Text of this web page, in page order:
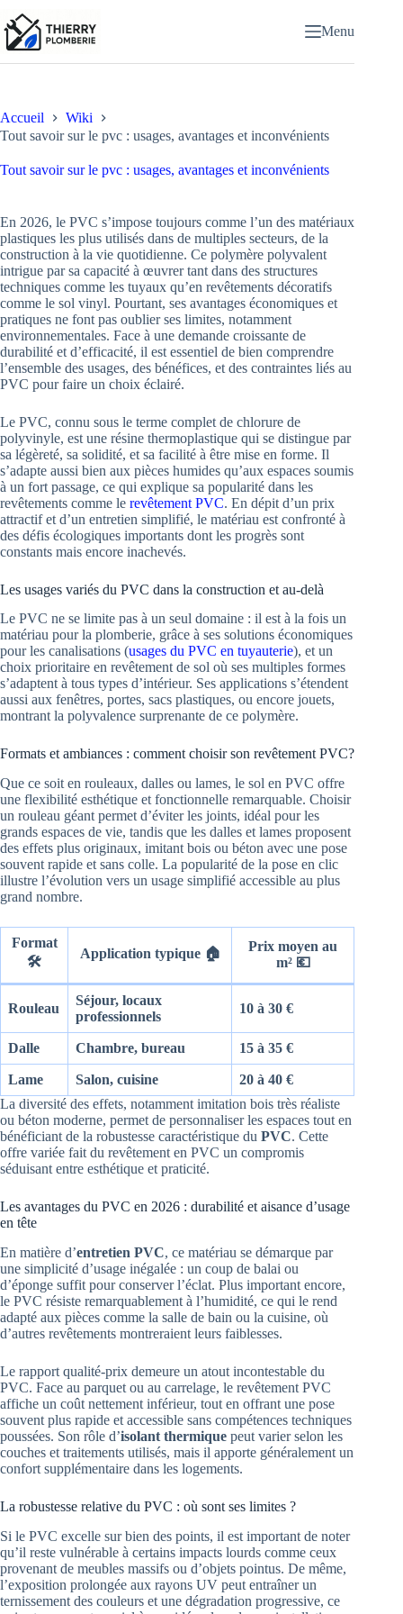
au
contenu
Menu
Accueil
Wiki
Tout savoir sur le pvc : usages, avantages et inconvénients
Tout savoir sur le pvc : usages, avantages et inconvénients
En 2026, le PVC s’impose toujours comme l’un des matériaux
plastiques les plus utilisés dans de multiples secteurs, de la
construction à la vie quotidienne. Ce polymère polyvalent
intrigue par sa capacité à œuvrer tant dans des structures
techniques comme les tuyaux qu’en revêtements décoratifs
comme le sol vinyl. Pourtant, ses avantages économiques et
pratiques ne font pas oublier ses limites, notamment
environnementales. Face à une demande croissante de
durabilité et d’efficacité, il est essentiel de bien comprendre
l’ensemble des usages, des bénéfices, et des contraintes liés au
PVC pour faire un choix éclairé.
Le PVC, connu sous le terme complet de chlorure de
polyvinyle, est une résine thermoplastique qui se distingue par
sa légèreté, sa solidité, et sa facilité à être mise en forme. Il
s’adapte aussi bien aux pièces humides qu’aux espaces soumis
à un fort passage, ce qui explique sa popularité dans les
revêtements comme le revêtement PVC. En dépit d’un prix
attractif et d’un entretien simplifié, le matériau est confronté à
des défis écologiques importants dont les progrès sont
constants mais encore inachevés.
Les usages variés du PVC dans la construction et au-delà
Le PVC ne se limite pas à un seul domaine : il est à la fois un
matériau pour la plomberie, grâce à ses solutions économiques
pour les canalisations (usages du PVC en tuyauterie), et un
choix prioritaire en revêtement de sol où ses multiples formes
s’adaptent à tous types d’intérieur. Ses applications s’étendent
aussi aux fenêtres, portes, sacs plastiques, ou encore jouets,
montrant la polyvalence surprenante de ce polymère.
Formats et ambiances : comment choisir son revêtement PVC?
Que ce soit en rouleaux, dalles ou lames, le sol en PVC offre
une flexibilité esthétique et fonctionnelle remarquable. Choisir
un rouleau géant permet d’éviter les joints, idéal pour les
grands espaces de vie, tandis que les dalles et lames proposent
des effets plus originaux, imitant bois ou béton avec une pose
souvent rapide et sans colle. La popularité de la pose en clic
illustre l’évolution vers un usage simplifié accessible au plus
grand nombre.
Format
🛠️
Application typique 🏠
Prix moyen au
m² 💶
Rouleau
Séjour, locaux
professionnels
10 à 30 €
Dalle Chambre, bureau 15 à 35 €
Lame Salon, cuisine
20 à 40 €
La diversité des effets, notamment imitation bois très réaliste
ou béton moderne, permet de personnaliser les espaces tout en
bénéficiant de la robustesse caractéristique du PVC. Cette
offre variée fait du revêtement en PVC un compromis
séduisant entre esthétique et praticité.
Les avantages du PVC en 2026 : durabilité et aisance d’usage
en tête
En matière d’entretien PVC, ce matériau se démarque par
une simplicité d’usage inégalée : un coup de balai ou
d’éponge suffit pour conserver l’éclat. Plus important encore,
le PVC résiste remarquablement à l’humidité, ce qui le rend
adapté aux pièces comme la salle de bain ou la cuisine, où
d’autres revêtements montreraient leurs faiblesses.
Le rapport qualité-prix demeure un atout incontestable du
PVC. Face au parquet ou au carrelage, le revêtement PVC
affiche un coût nettement inférieur, tout en offrant une pose
souvent plus rapide et accessible sans compétences techniques
poussées. Son rôle d’isolant thermique peut varier selon les
couches et traitements utilisés, mais il apporte généralement un
confort supplémentaire dans les logements.
La robustesse relative du PVC : où sont ses limites ?
Si le PVC excelle sur bien des points, il est important de noter
qu’il reste vulnérable à certains impacts lourds comme ceux
provenant de meubles massifs ou d’objets pointus. De même,
l’exposition prolongée aux rayons UV peut entraîner un
ternissement des couleurs et une dégradation progressive, ce